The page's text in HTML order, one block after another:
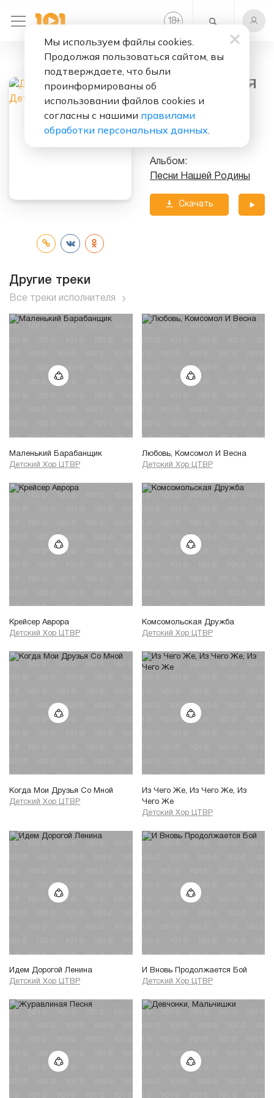
18+
Детство - Это Я
И Ты
Альбом:
Песни Нашей Родины
Скачать
Другие треки
Все треки исполнителя
Маленький Барабанщик
Детский Хор ЦТВР
Любовь, Комсомол И Весна
Детский Хор ЦТВР
Крейсер Аврора
Детский Хор ЦТВР
Комсомольская Дружба
Детский Хор ЦТВР
Когда Мои Друзья Со Мной
Детский Хор ЦТВР
Из Чего Же, Из Чего Же, Из
Чего Же
Детский Хор ЦТВР
Идем Дорогой Ленина
Детский Хор ЦТВР
И Вновь Продолжается Бой
Детский Хор ЦТВР
Мы используем файлы cookies.
Продолжая пользоваться сайтом, вы
подтверждаете, что были
проинформированы об
использовании файлов cookies и
согласны с нашими правилами
обработки персональных данных.